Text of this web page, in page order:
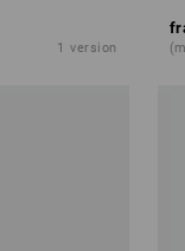
1 version